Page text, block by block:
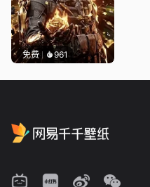
免费 961